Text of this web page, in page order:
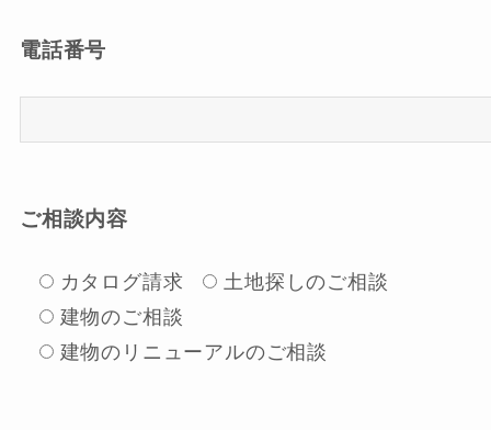
電話番号
ご相談内容
カタログ請求
土地探しのご相談
建物のご相談
建物のリニューアルのご相談